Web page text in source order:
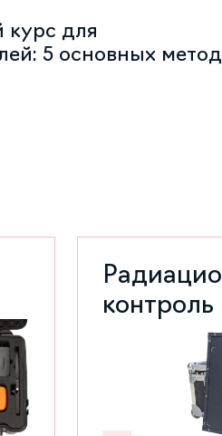
курс для
5 основных
контроль